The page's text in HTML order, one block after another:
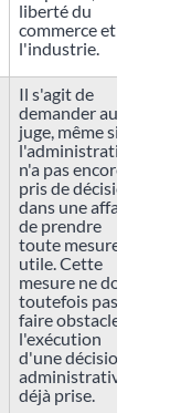
liberté du
commerce et de
l'industrie.
Il s'agit de
demander au
juge, même si
l'administration
n'a pas encore
pris de décision
dans une affaire,
de prendre
toute mesure
utile. Cette
mesure ne doit
toutefois pas
faire obstacle à
l'exécution
d'une décision
administrative
déjà prise.